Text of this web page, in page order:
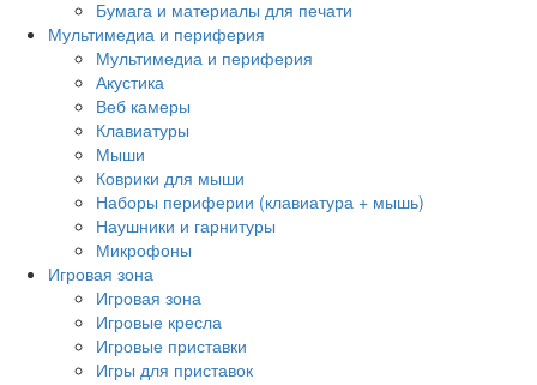
Бумага и материалы для печати
Мультимедиа и периферия
Мультимедиа и периферия
Акустика
Веб камеры
Клавиатуры
Мыши
Коврики для мыши
Наборы периферии (клавиатура + мышь)
Наушники и гарнитуры
Микрофоны
Игровая зона
Игровая зона
Игровые кресла
Игровые приставки
Игры для приставок